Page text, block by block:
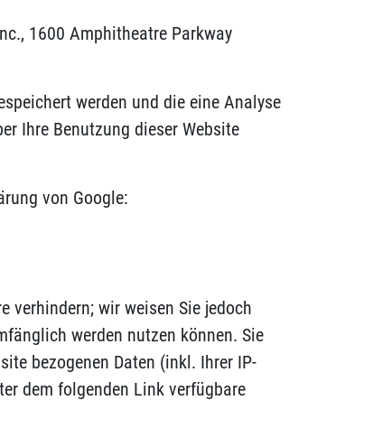
1600 Amphitheatre Parkway
werden und die eine Analyse
Ihre Benutzung dieser Website
von Google:
verhindern; wir weisen Sie jedoch
werden nutzen können. Sie
bezogenen Daten (inkl. Ihrer IP-
dem folgenden Link verfügbare